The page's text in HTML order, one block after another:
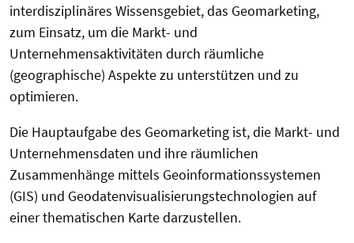
interdisziplinäres Wissensgebiet, das Geomarketing,
zum Einsatz, um die Markt- und
Unternehmensaktivitäten durch räumliche
(geographische) Aspekte zu unterstützen und zu
optimieren.
Die Hauptaufgabe des Geomarketing ist, die Markt- und
Unternehmensdaten und ihre räumlichen
Zusammenhänge mittels Geoinformationssystemen
(GIS) und Geodatenvisualisierungstechnologien auf
einer thematischen Karte darzustellen.